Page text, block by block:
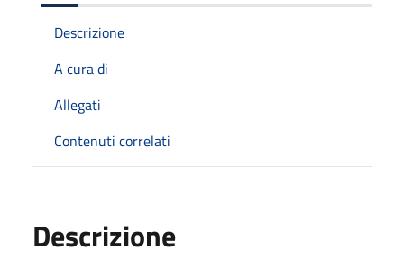
Descrizione
A cura di
Allegati
Contenuti correlati
Descrizione